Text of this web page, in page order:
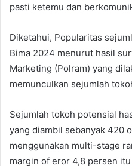
pasti ketemu dan
Diketahui, Popularitas
Bima 2024 menurut hasil
Marketing (Polram) yang
memunculkan sejumlah
Sejumlah tokoh potensial
yang diambil sebanyak 420
menggunakan multi-stage
margin of eror 4,8 persen